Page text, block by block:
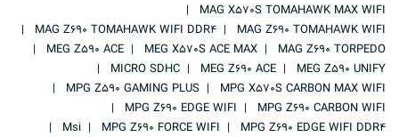
MAG X570S TOMAHAWK MAX WIFI
MAG Z690 TOMAHAWK WIFI
MAG Z690 TOMAHAWK WIFI DDR4
MAG Z690 TORPEDO
MEG X570S ACE MAX
MEG Z590 ACE
MEG Z590 UNIFY
MEG Z690 ACE
MICRO SDHC
MPG X570S CARBON MAX WIFI
MPG Z590 GAMING PLUS
MPG Z690 CARBON WIFI
MPG Z690 EDGE WIFI
MPG Z690 EDGE WIFI DDR4
MPG Z690 FORCE WIFI
Msi